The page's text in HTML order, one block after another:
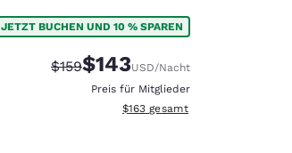
JETZT BUCHEN UND 10 % SPAREN
Durchgestrichener Preis:
$159Vergünstigter Preis:
$143USD/Nacht
Preis für Mitglieder
Geschätzte Gesamtdetails
$163 gesamt